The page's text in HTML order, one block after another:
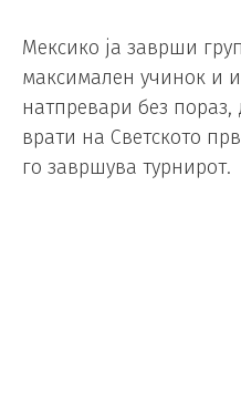
Мексико ја заврши
максимален учинок и
натпревари без пораз,
врати на Светското
го завршува турнирот.